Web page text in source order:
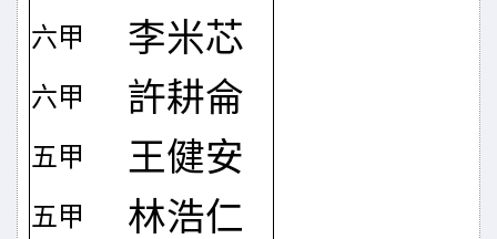
六甲 李米芯
六甲 許耕侖
五甲 王健安
五甲 林浩仁